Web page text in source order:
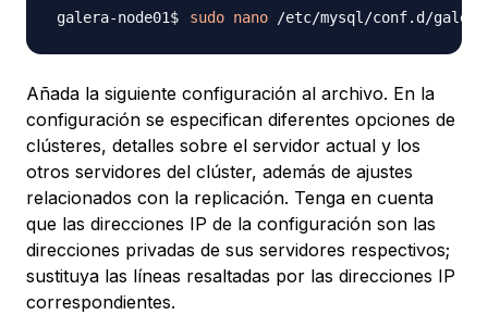
sudo nano
Añada la siguiente configuración al archivo. En la
configuración se especifican diferentes opciones de
clústeres, detalles sobre el servidor actual y los
otros servidores del clúster, además de ajustes
relacionados con la replicación. Tenga en cuenta
que las direcciones IP de la configuración son las
direcciones privadas de sus servidores respectivos;
sustituya las líneas resaltadas por las direcciones IP
correspondientes.